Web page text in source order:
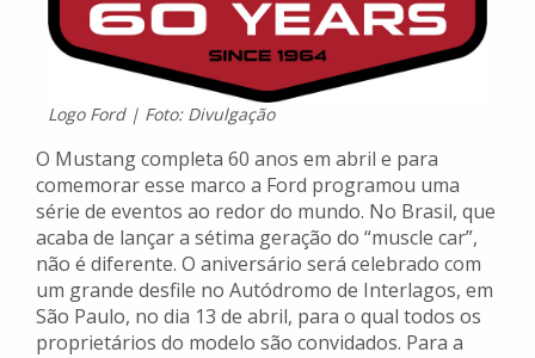
Logo Ford | Foto: Divulgação
O Mustang completa 60 anos em abril e para
comemorar esse marco a Ford programou uma
série de eventos ao redor do mundo. No Brasil, que
acaba de lançar a sétima geração do “muscle car”,
não é diferente. O aniversário será celebrado com
um grande desfile no Autódromo de Interlagos, em
São Paulo, no dia 13 de abril, para o qual todos os
proprietários do modelo são convidados. Para a